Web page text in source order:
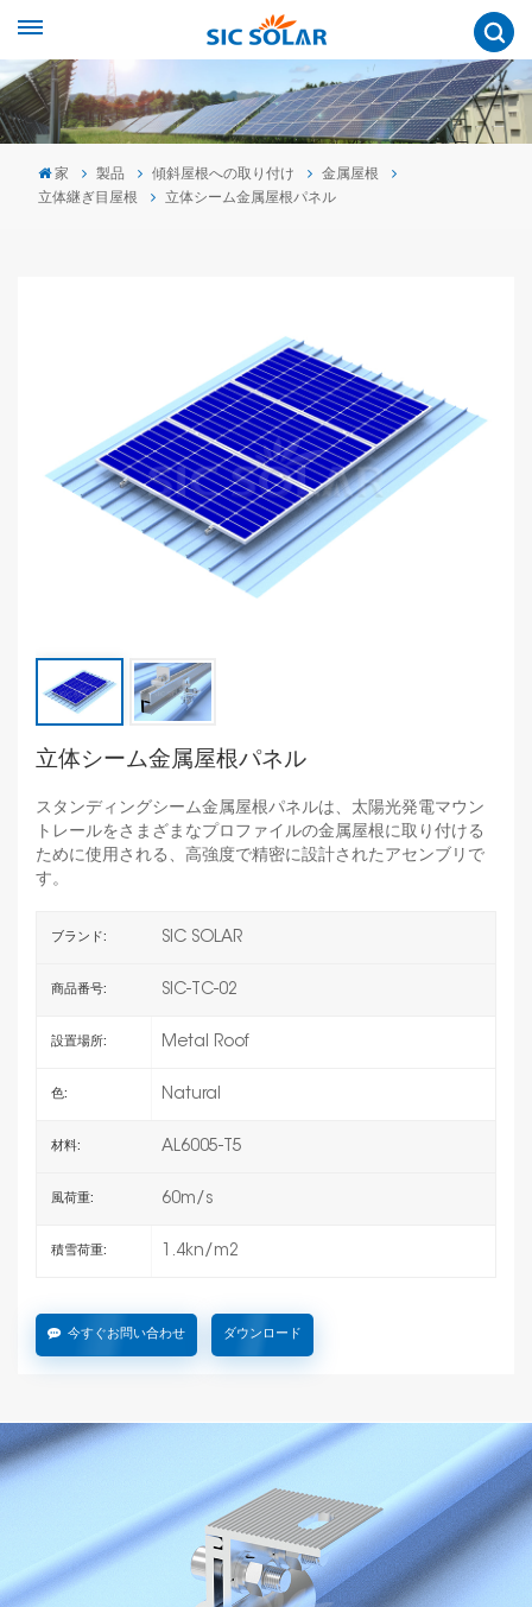
家 製品 傾斜屋根への取り付け
金属屋根
立体継ぎ目屋根
立体シーム金属屋根パネル
立体シーム金属屋根パネル
スタンディングシーム金属屋根パネルは、太陽光発電マウン
トレールをさまざまなプロファイルの金属屋根に取り付ける
ために使用される、高強度で精密に設計されたアセンブリで
す。
ブランド: SIC SOLAR
商品番号: SIC-TC-02
設置場所: Metal Roof
色: Natural
材料: AL6005-T5
風荷重: 60m/s
積雪荷重: 1.4kn/m2
今すぐお問い合わせ ダウンロード